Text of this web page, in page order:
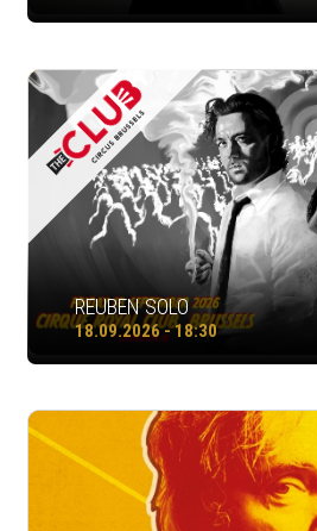
REUBEN SOLO
18.09.2026 - 18:30